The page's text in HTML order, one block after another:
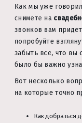
Как мы уже
снимете на
звонков вам
попробуйте
забыть все, что вы
было бы важно
Вот несколько
на которые точно
Как добраться